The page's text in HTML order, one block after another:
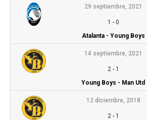
29 septiembre, 2021
1 - 0
Atalanta - Young Boys
14 septiembre, 2021
2- 1
Young Boys - Man Utd
12 diciembre, 2018
2- 1